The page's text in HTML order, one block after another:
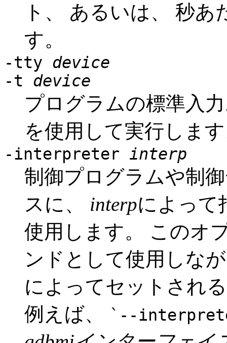
ト、 あるいは、 秒
す。
-tty device
-t device
プログラムの標準入
を使用して実行しま
-interpreter interp
制御プログラムや制
スに、 interpによって
使用します。 このオ
ンドとして使用しな
によってセットされ
例えば、
`--